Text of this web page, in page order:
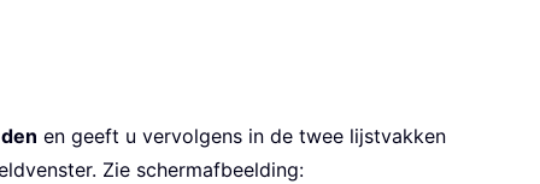
en geeft u vervolgens in de twee lijstvakken
Zie schermafbeelding: